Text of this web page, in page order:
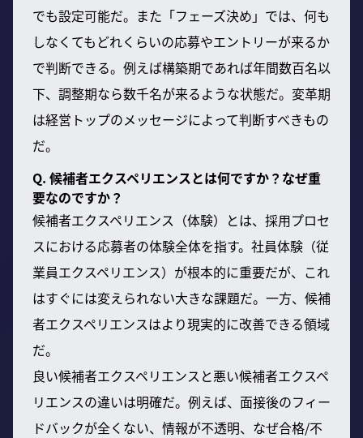
でも設定可能だ。また「フェーズ決め」では、何も
しなくてもどれくらいの応募やエントリーが来るか
で判断できる。例えば構築期であれば年間数百名以
下、調整期なら数千名が来るような状態だ。変革期
は経営トップのメッセージによって判断すべきもの
だ。
Q. 候補者エクスペリエンスとは何ですか？なぜ重
要なのですか？
候補者エクスペリエンス（体験）とは、採用プロセ
スにおける応募者の体験全体を指す。社員体験（従
業員エクスペリエンス）が根本的に重要だが、これ
はすぐには変えられない大きな課題だ。一方、候補
者エクスペリエンスはより現実的に改善できる領域
だ。
良い候補者エクスペリエンスと悪い候補者エクスペ
リエンスの違いは明確だ。例えば、面接後のフィー
ドバックが全くない、情報が不透明、なぜ合格/不